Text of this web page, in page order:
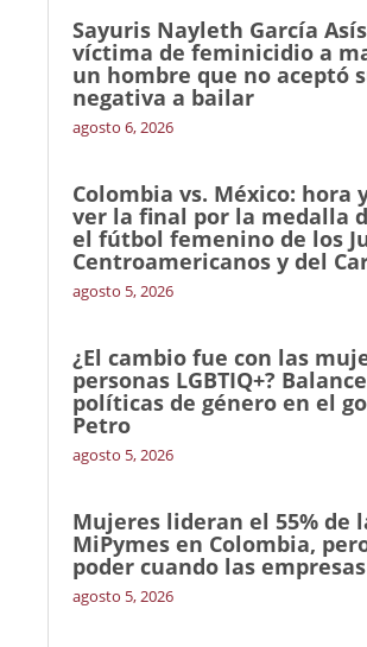
Sayuris Nayleth García
víctima de feminicidio a
un hombre que no aceptó
negativa a bailar
agosto 6, 2026
Colombia vs. México: hora
ver la final por la medalla
el fútbol femenino de los
Centroamericanos y del
agosto 5, 2026
¿El cambio fue con las
personas LGBTIQ+?
políticas de género en el
Petro
agosto 5, 2026
Mujeres lideran el 55% de
MiPymes en Colombia,
poder cuando las
agosto 5, 2026